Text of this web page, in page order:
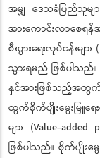
အမျှ ဒေသခံပြည်သူမ
အားကောင်းလာစ
စီးပွားရေးလုပ်ငန်းမ
သွားရမည် ဖြစ်ပါသည်။
နှင်အားဖြစ်သည့်အတွ
ထွက်စိုက်ပျိုးမွေးမြူရ
များ (Value-
ဖြစ်ပါသည်။ စိုက်ပျိုးမွ